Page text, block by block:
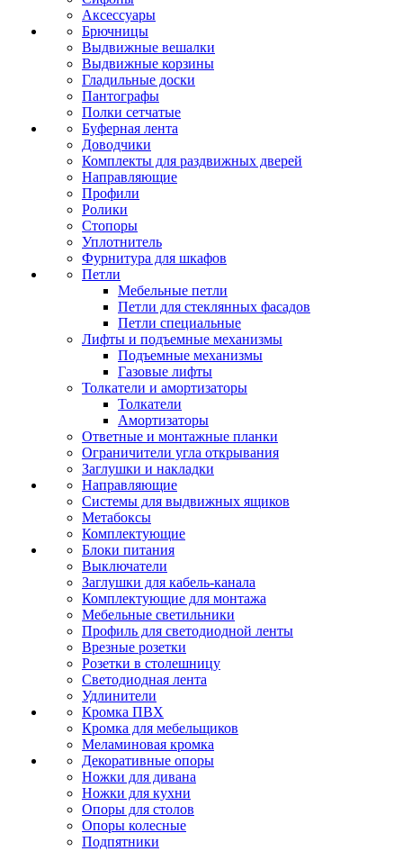
Аксессуары
Брючницы
Выдвижные вешалки
Выдвижные корзины
Гладильные доски
Пантографы
Полки сетчатые
Буферная лента
Доводчики
Комплекты для раздвижных дверей
Направляющие
Профили
Ролики
Стопоры
Уплотнитель
Фурнитура для шкафов
Петли
Мебельные петли
Петли для стеклянных фасадов
Петли специальные
Лифты и подъемные механизмы
Подъемные механизмы
Газовые лифты
Толкатели и амортизаторы
Толкатели
Амортизаторы
Ответные и монтажные планки
Ограничители угла открывания
Заглушки и накладки
Направляющие
Системы для выдвижных ящиков
Метабоксы
Комплектующие
Блоки питания
Выключатели
Заглушки для кабель-канала
Комплектующие для монтажа
Мебельные светильники
Профиль для светодиодной ленты
Врезные розетки
Розетки в столешницу
Светодиодная лента
Удлинители
Кромка ПВХ
Кромка для мебельщиков
Меламиновая кромка
Декоративные опоры
Ножки для дивана
Ножки для кухни
Опоры для столов
Опоры колесные
Подпятники